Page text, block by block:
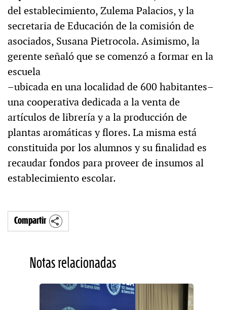
del establecimiento, Zulema Palacios, y la
secretaria de Educación de la comisión de
asociados, Susana Pietrocola. Asimismo, la
gerente señaló que se comenzó a formar en la
escuela
–ubicada en una localidad de 600 habitantes–
una cooperativa dedicada a la venta de
artículos de librería y a la producción de
plantas aromáticas y flores. La misma está
constituida por los alumnos y su finalidad es
recaudar fondos para proveer de insumos al
establecimiento escolar.
Compartir
Notas relacionadas